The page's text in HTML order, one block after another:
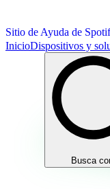
Sitio de Ayuda de
InicioDispositivos y
Busca